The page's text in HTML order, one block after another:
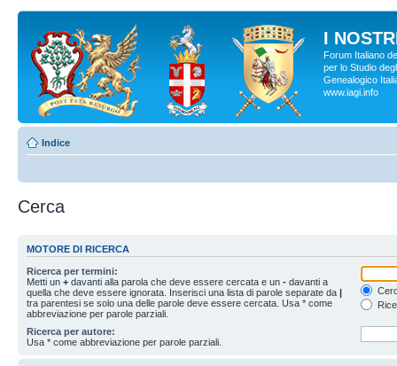
I
Forum Italiano
per lo Studio
Genealogico
www.iagi.info
Indice
Cerca
MOTORE DI RICERCA
Ricerca per termini:
Metti un + davanti alla parola che deve essere cercata e un - davanti a
quella che deve essere ignorata. Inserisci una lista di parole separate da |
tra parentesi se solo una delle parole deve essere cercata. Usa * come
abbreviazione per parole parziali.
Ricerca per autore:
Usa * come abbreviazione per parole parziali.